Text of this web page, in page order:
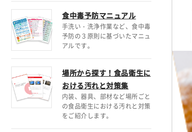
食中毒予防マニュアル
手洗い・洗浄作業など、食中毒
予防の３原則に基づいたマニュ
アルです。
場所から探す！食品衛生に
おける汚れと対策集
内装、器具、部材など場所ごと
の食品衛生における汚れと対策
をご紹介します。